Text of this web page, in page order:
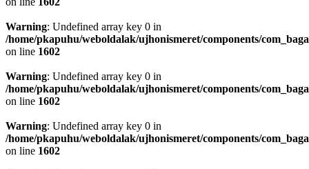
Warning: Undefined array key 0 in
/home/pkapuhu/weboldalak/ujhonismeret/components/
on line 1602
Warning: Undefined array key 0 in
/home/pkapuhu/weboldalak/ujhonismeret/components/
on line 1602
Warning: Undefined array key 0 in
/home/pkapuhu/weboldalak/ujhonismeret/components/
on line 1602